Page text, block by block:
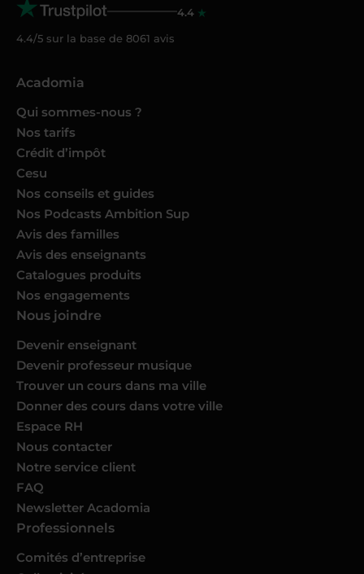
4.4
4.4/5 sur la base de 8061 avis
Acadomia
Qui sommes-nous ?
Nos tarifs
Crédit d’impôt
Cesu
Nos conseils et guides
Nos Podcasts Ambition Sup
Avis des familles
Avis des enseignants
Catalogues produits
Nos engagements
Nous joindre
Devenir enseignant
Devenir professeur musique
Trouver un cours dans ma ville
Donner des cours dans votre ville
Espace RH
Nous contacter
Notre service client
FAQ
Newsletter Acadomia
Professionnels
Comités d’entreprise